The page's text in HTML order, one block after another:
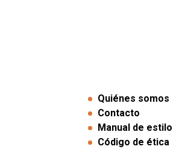
Quiénes somos
Contacto
Manual de estilo
Código de ética